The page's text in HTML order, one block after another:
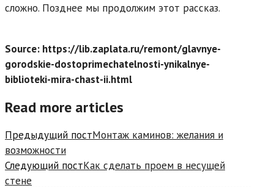
сложно. Позднее мы продолжим этот рассказ.
Source: https://lib.zaplata.ru/remont/glavnye-
gorodskie-dostoprimechatelnosti-ynikalnye-
biblioteki-mira-chast-ii.html
Read more articles
Предыдущий постМонтаж каминов: желания и
возможности
Следующий постКак сделать проем в несущей
стене